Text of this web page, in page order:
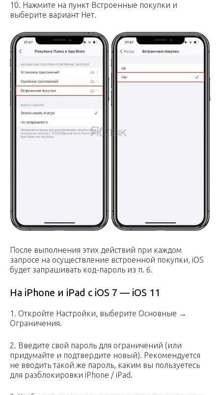
10. Нажмите на пункт Встроенные покупки и
выберите вариант Нет.
После выполнения этих действий при каждом
запросе на осуществление встроенной покупки, iOS
будет запрашивать код-пароль из п. 6.
На iPhone и iPad c iOS 7 — iOS 11
1. Откройте Настройки, выберите Основные →
Ограничения.
2. Введите свой пароль для ограничений (или
придумайте и подтвердите новый). Рекомендуется
не вводить такой же пароль, каким вы пользуетесь
для разблокировки iPhone / iPad.